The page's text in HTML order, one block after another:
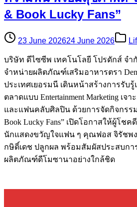
& Book Lucky Fans”
23 June 202624 June 2026
บริษัท ดีไซซีพ เทคโนโลยี โปรดักส์ จำ
จำหน่ายผลิตภัณฑ์เสริมอาหารตรา
ประเทศเยอรมนี เดินหน้าสร้างการรับ
ตลาดแบบ Entertainment Marketing เ
และแฟนคลับศิลปิน ด้วยการจัดกิจกรร
Book Lucky Fans” เปิดโอกาสให้ผู้โช
นักแสดงขวัญใจแฟน ๆ คุณฟอส จิรัชพ
กษิดิ์เดช ปลูกผล พร้อมสัมผัสประสบก
ผลิตภัณฑ์ดีโมซานาอย่างใกล้ชิด